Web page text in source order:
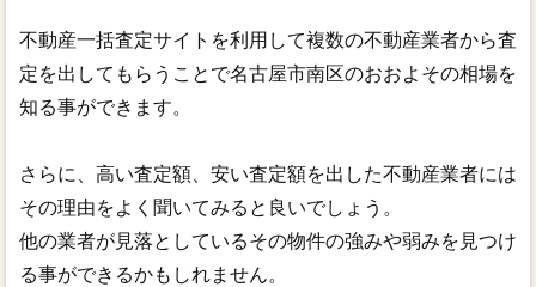
不動産一括査定サイトを利用して複数の不動産業者から査
定を出してもらうことで名古屋市南区のおおよその相場を
知る事ができます。
さらに、高い査定額、安い査定額を出した不動産業者には
その理由をよく聞いてみると良いでしょう。
他の業者が見落としているその物件の強みや弱みを見つけ
る事ができるかもしれません。